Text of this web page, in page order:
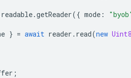
readable.getReader({ mode :
} = await reader . read(new
;